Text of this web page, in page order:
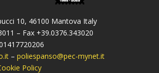
10, 46100 Mantova Italy
– Fax +39.0376.343020
–poliespanso@pec-mynet.it
Policy